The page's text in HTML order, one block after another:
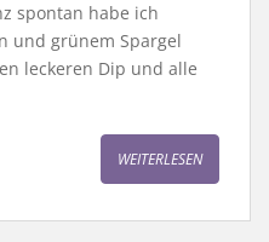
spontan habe ich
und grünem Spargel
leckeren Dip und alle
WEITERLESEN